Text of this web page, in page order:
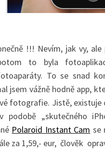
!!! Nevím, jak vy,
to byla
To se snad
jsem vážně hodně app,
fotografie. Jistě, existuje
podobě „skutečného
Polaroid Instant Cam se
za 1,59,- eur, člověk